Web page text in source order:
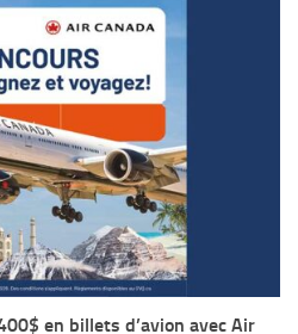
en billets d’avion avec Air